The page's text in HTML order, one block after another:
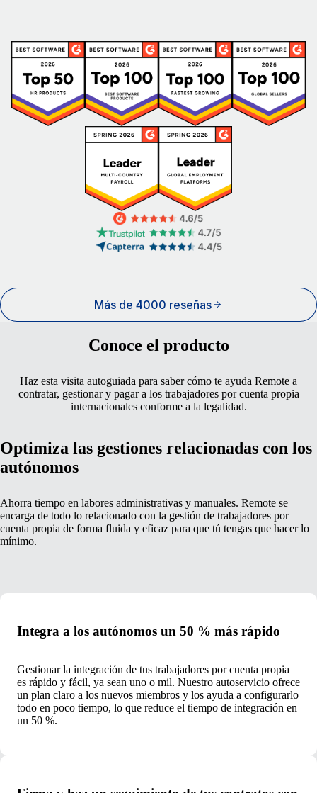
Más de 4000 reseñas
Conoce el producto
Haz esta visita autoguiada para saber cómo te ayuda Remote a
contratar, gestionar y pagar a los trabajadores por cuenta propia
internacionales conforme a la legalidad.
Optimiza las gestiones relacionadas con los
autónomos
Ahorra tiempo en labores administrativas y manuales. Remote se
encarga de todo lo relacionado con la gestión de trabajadores por
cuenta propia de forma fluida y eficaz para que tú tengas que hacer lo
mínimo.
Integra a los autónomos un 50 % más rápido
Gestionar la integración de tus trabajadores por cuenta propia
es rápido y fácil, ya sean uno o mil. Nuestro autoservicio ofrece
un plan claro a los nuevos miembros y los ayuda a configurarlo
todo en poco tiempo, lo que reduce el tiempo de integración en
un 50 %.